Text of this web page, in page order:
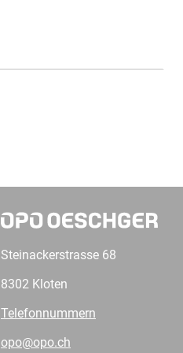
Steinackerstrasse 68
8302 Kloten
Telefonnummern
opo@opo.ch